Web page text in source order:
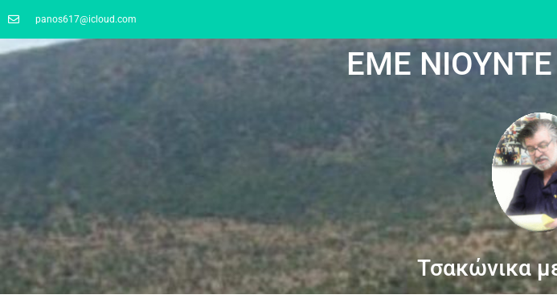
panos617@icloud.com
ΕΜΕ
Τσακώνικα